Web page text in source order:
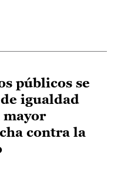
públicos se
igualdad
mayor
contra la